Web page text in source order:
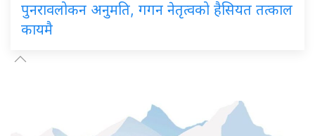
पुनरावलोकन अनुमति, गगन नेतृत्वको हैसियत तत्काल
कायमै